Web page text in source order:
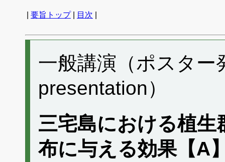
要旨トップ| 目次
一般講演（ポスタ
presentation）
三宅島における植生
布に与える効果【A